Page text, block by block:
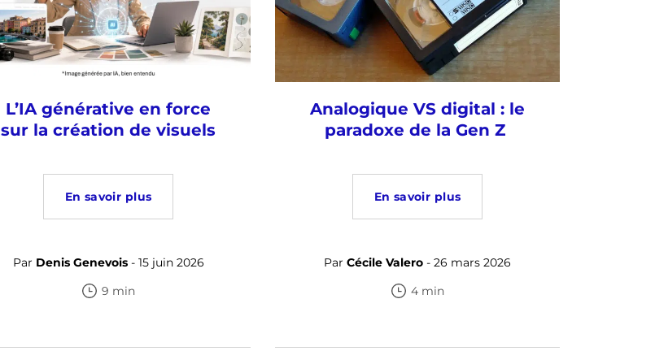
L’IA générative en force
sur la création de visuels
En savoir plus
Par Denis Genevois- 15 juin 2026
9 min
Analogique VS digital : le
paradoxe de la Gen Z
En savoir plus
Par Cécile Valero - 26 mars 2026
4 min